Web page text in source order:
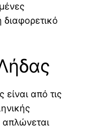
από τις
απλώνεται